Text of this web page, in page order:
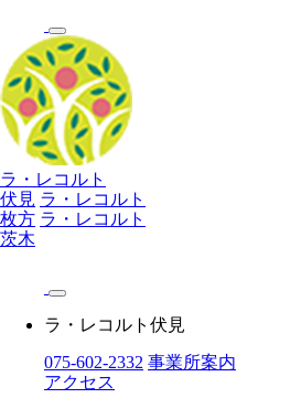
ラ・レコルト
伏見 ラ・レコルト
枚方 ラ・レコルト
茨木
ラ・レコルト伏見
075-602-2332 事業所案内
アクセス